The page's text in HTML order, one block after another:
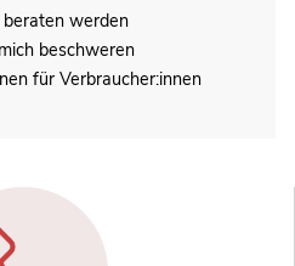
werden
beschweren
für Verbraucher:innen